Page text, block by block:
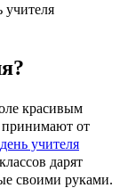
красивым
принимают от
учителя
дарят
своими руками.